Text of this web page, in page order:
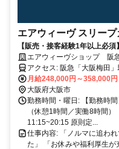
エアウィーヴ スリー
【販売・接客経験1年以上必
だ提案に挑戦するカウンセラ
エアウィーヴショップ 阪
アクセス: 阪急「大阪梅
月給248,000円～358,000円
大阪府大阪市
勤務時間・曜日: 【勤務時
（休憩1時間／実働8時間
11:15~20:15 原則定...
仕事内容: 「ノルマに追わ
た」 「お休みや福利厚生